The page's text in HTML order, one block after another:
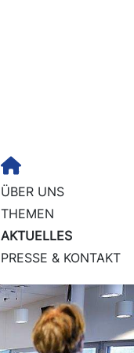
ÜBER UNS
THEMEN
AKTUELLES
PRESSE & KONTAKT